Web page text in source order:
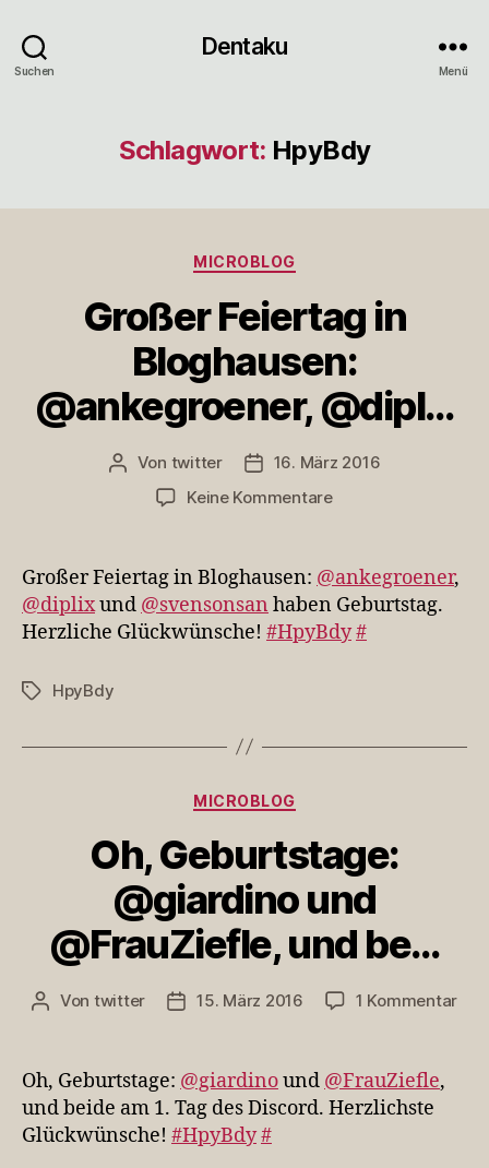
Suchen
Dentaku
Menü
Schlagwort: HpyBdy
Kategorien
MICROBLOG
Großer Feiertag in
Bloghausen:
@ankegroener, @dipl…
Beitragsautor
Von twitter Veröffentlichungsdatum
16. März 2016
Keine Kommentarezu
in
Bloghausen:
@ankegroener,
@dipl…
Großer Feiertag in Bloghausen: @ankegroener,
@diplixund @svensonsan haben Geburtstag.
Herzliche Glückwünsche! #HpyBdy#
Schlagwörter
HpyBdy
Kategorien
MICROBLOG
Oh, Geburtstage:
@giardino und
@FrauZiefle, und be…
Beitragsautor
Von twitter Veröffentlichungsdatum
15. März 2016 1 Kommentarzu
Oh, Geburtstage: @giardinound @FrauZiefle,
und beide am 1. Tag des Discord. Herzlichste
Glückwünsche! #HpyBdy#